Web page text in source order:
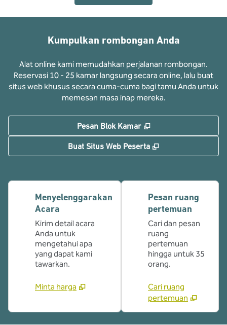
Kumpulkan rombongan Anda
Alat online kami memudahkan perjalanan rombongan.
Reservasi 10 - 25 kamar langsung secara online, lalu buat
situs web khusus secara cuma-cuma bagi tamu Anda untuk
memesan masa inap mereka.
Pesan Blok Kamar ,
Buat Situs Web Peserta ,
Menyelenggarakan
Acara
Kirim detail acara
Anda untuk
mengetahui apa
yang dapat kami
tawarkan.
Minta harga
Pesan ruang
pertemuan
Cari dan pesan
ruang
pertemuan
hingga untuk 35
orang.
Cari ruang
pertemuan